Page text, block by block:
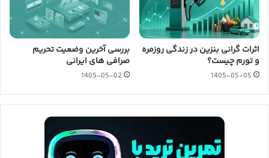
اثرات گرانی بنزین در زندگی روزمره
و تورم چیست؟
1405-05-05
بررسی آخرین وضعیت تحریم
صرافی های ایرانی
1405-05-02